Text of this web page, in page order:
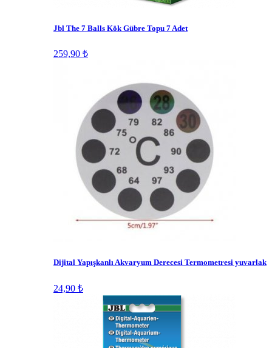
Jbl The 7 Balls Kök Gübre Topu 7 Adet
259,90 ₺
Dijital Yapışkanlı Akvaryum Derecesi Termometresi yuvarlak
24,90 ₺